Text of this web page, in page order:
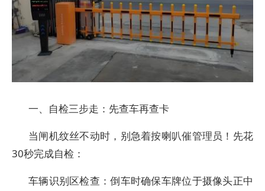
一、自检三步走：先查车再查卡
当闸机纹丝不动时，别急着按喇叭催管理员！先花
30秒完成自检：
车辆识别区检查：倒车时确保车牌位于摄像头正中